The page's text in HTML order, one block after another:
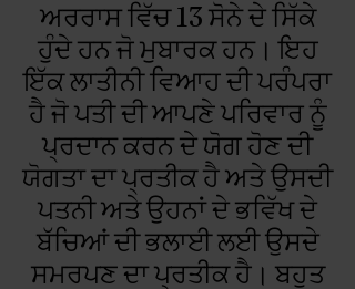
ਅਰਰਾਸ ਵਿੱਚ 13 ਸੋਨੇ ਦੇ ਸਿੱਕੇ
ਹੁੰਦੇ ਹਨ ਜੋ ਮੁਬਾਰਕ ਹਨ। ਇਹ
ਇੱਕ ਲਾਤੀਨੀ ਵਿਆਹ ਦੀ ਪਰੰਪਰਾ
ਹੈ ਜੋ ਪਤੀ ਦੀ ਆਪਣੇ ਪਰਿਵਾਰ ਨੂੰ
ਪ੍ਰਦਾਨ ਕਰਨ ਦੇ ਯੋਗ ਹੋਣ ਦੀ
ਯੋਗਤਾ ਦਾ ਪ੍ਰਤੀਕ ਹੈ ਅਤੇ ਉਸਦੀ
ਪਤਨੀ ਅਤੇ ਉਹਨਾਂ ਦੇ ਭਵਿੱਖ ਦੇ
ਬੱਚਿਆਂ ਦੀ ਭਲਾਈ ਲਈ ਉਸਦੇ
ਸਮਰਪਣ ਦਾ ਪ੍ਰਤੀਕ ਹੈ। ਬਹੁਤ